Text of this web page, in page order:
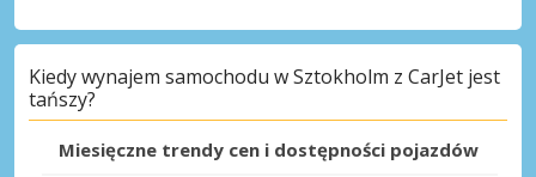
Kiedy wynajem samochodu w Sztokholm z CarJet jest
tańszy?
Miesięczne trendy cen i dostępności pojazdów